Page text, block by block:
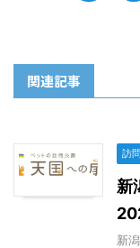
関連記事
訪
新
新